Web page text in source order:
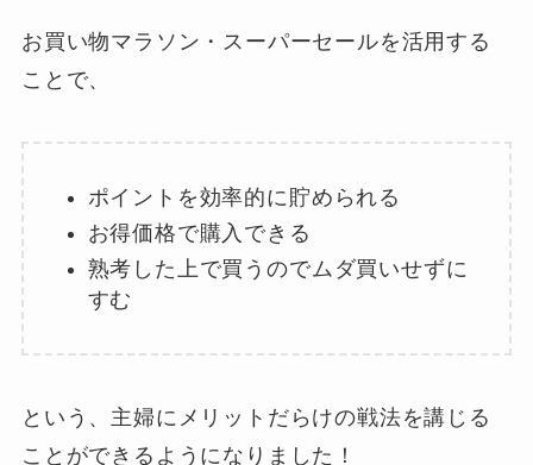
お買い物マラソン・スーパーセールを活用する
ことで、
ポイントを効率的に貯められる
お得価格で購入できる
熟考した上で買うのでムダ買いせずに
すむ
という、主婦にメリットだらけの戦法を講じる
ことができるようになりました！